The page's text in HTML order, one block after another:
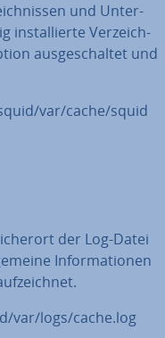
und Un­ter­
in­stal­lier­te Ver­zeich­
aus­ge­schal­tet und
var/cache/squid
der Log-Datei
In­for­ma­tio­nen
var/logs/cache.log